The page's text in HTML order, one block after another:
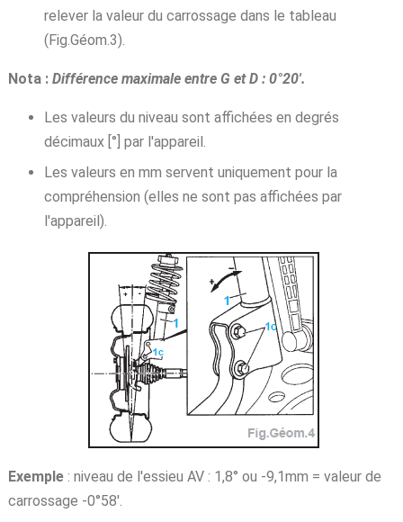
relever la valeur du carrossage dans le tableau
(Fig.Géom.3).
Nota : Différence maximale entre G et D : 0°20'.
Les valeurs du niveau sont affichées en degrés
décimaux [°] par l'appareil.
Les valeurs en mm servent uniquement pour la
compréhension (elles ne sont pas affichées par
l'appareil).
Exemple : niveau de l'essieu AV : 1,8° ou -9,1mm = valeur de
carrossage -0°58'.